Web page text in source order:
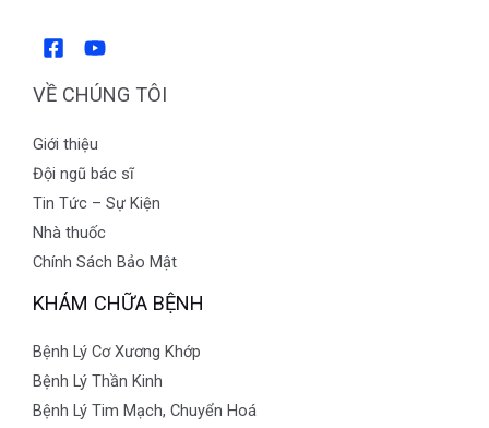
VỀ CHÚNG TÔI
Giới thiệu
Đội ngũ bác sĩ
Tin Tức – Sự Kiện
Nhà thuốc
Chính Sách Bảo Mật
KHÁM CHỮA BỆNH
Bệnh Lý Cơ Xương Khớp
Bệnh Lý Thần Kinh
Bệnh Lý Tim Mạch, Chuyển Hoá